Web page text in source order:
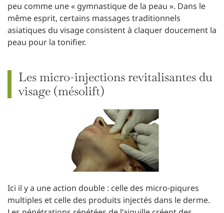
peu comme une « gymnastique de la peau ». Dans le
même esprit, certains massages traditionnels
asiatiques du visage consistent à claquer doucement la
peau pour la tonifier.
Les micro-injections revitalisantes du
visage (mésolift)
Ici il y a une action double : celle des micro-piqures
multiples et celle des produits injectés dans le derme.